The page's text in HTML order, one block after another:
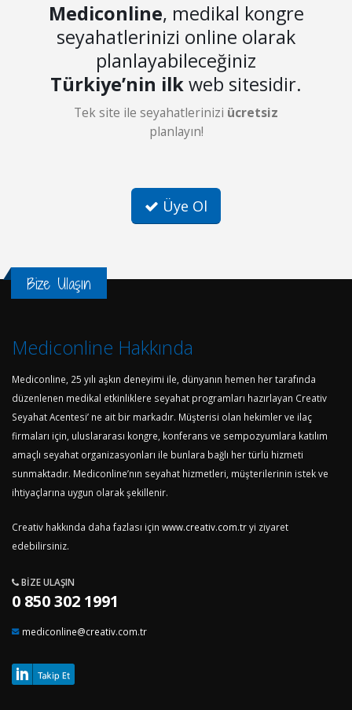
Mediconline, medikal kongre
seyahatlerinizi online olarak
planlayabileceğiniz
Türkiye’nin ilkweb sitesidir.
Tek site ile seyahatlerinizi ücretsiz
planlayın!
Üye Ol
Bize Ulaşın
Mediconline Hakkında
Mediconline, 25 yılı aşkın deneyimi ile, dünyanın hemen her tarafında
düzenlenen medikal etkinliklere seyahat programları hazırlayan Creativ
Seyahat Acentesi’ ne ait bir markadır. Müşterisi olan hekimler ve ilaç
firmaları için, uluslararası kongre, konferans ve sempozyumlara katılım
amaçlı seyahat organizasyonları ile bunlara bağlı her türlü hizmeti
sunmaktadır. Mediconline’nın seyahat hizmetleri, müşterilerinin istek ve
ihtiyaçlarına uygun olarak şekillenir.
Creativ hakkında daha fazlası için www.creativ.com.tryi ziyaret
edebilirsiniz.
BIZE ULAŞIN
0 850 302 1991
mediconline@creativ.com.tr